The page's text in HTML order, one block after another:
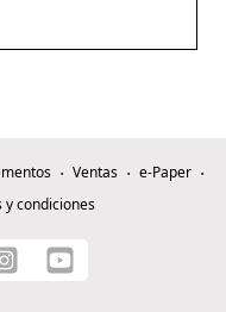
Ventas
e-Paper
y condiciones